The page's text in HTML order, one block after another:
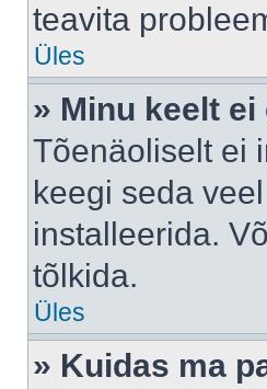
teavita
Üles
» Minu keelt
Tõenäoliselt ei
keegi seda
installeerida.
tõlkida.
Üles
» Kuidas ma